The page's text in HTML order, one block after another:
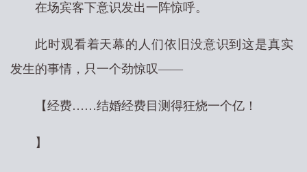
在场宾客下意识发出一阵惊呼。
此时观看着天幕的人们依旧没意识到这是真实
发生的事情，只一个劲惊叹——
【经费……结婚经费目测得狂烧一个亿！
】